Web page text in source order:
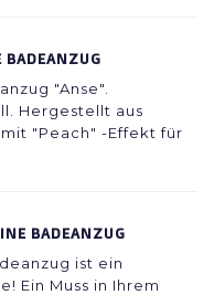
BADEANZUG
"Anse".
Hergestellt aus
"Peach" -Effekt für
BADEANZUG
ist ein
Ein Muss in Ihrem